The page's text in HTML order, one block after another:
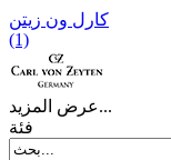
کارل ون زیتن
(1)
عرض المزيد...
فئة